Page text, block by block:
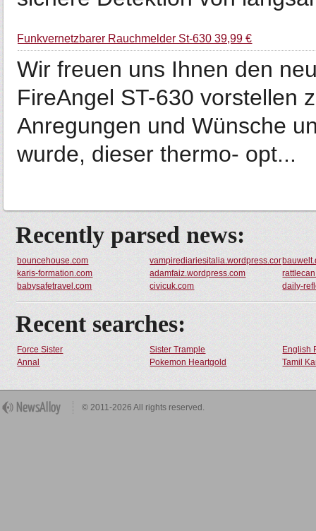
Funkvernetzbarer Rauchmelder St-630 39,99 €
Wir freuen uns Ihnen den
FireAngel ST-630 vorstellen
Anregungen und Wünsche
wurde, dieser thermo- opt...
Recently parsed news:
bouncehouse.com vampirediariesitalia.wordpress.com
karis-formation.com
adamfaiz.wordpress.com
babysafetravel.com
civicuk.com daily-
Recent searches:
Force Sister Sister Trample
English
Annal
Pokemon Heartgold Tamil
© 2011-2026 All rights reserved.